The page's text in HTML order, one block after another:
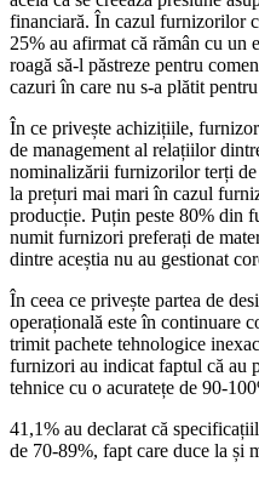
financiară. În cazul furnizorilor
25% au afirmat că rămân cu un
roagă să-l păstreze pentru
cazuri în care nu s-a plătit
În ce privește achizițiile,
de management al relațiilor
nominalizării furnizorilor terți
la prețuri mai mari în cazul
producție. Puțin peste 80% din
numit furnizori preferați de
dintre aceștia nu au gestionat
În ceea ce privește partea de
operațională este în continuare
trimit pachete tehnologice
furnizori au indicat faptul că au
tehnice cu o acuratețe de 90-
41,1% au declarat că
de 70-89%, fapt care duce la și